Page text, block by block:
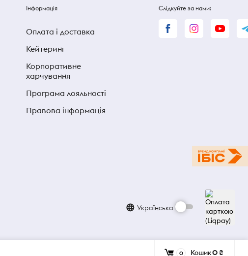
Інформація
Оплата і доставка
Кейтеринг
Корпоративне
харчування
Програма лояльності
Правова інформація
Слідкуйте за нами:
Українська
0 Кошик0 ₴